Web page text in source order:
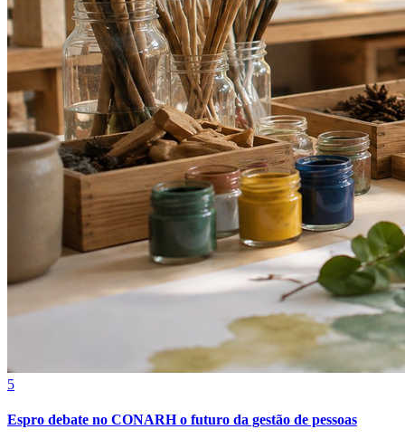
Fortaleza
5
Espro debate no CONARH o futuro da gestão de pessoas